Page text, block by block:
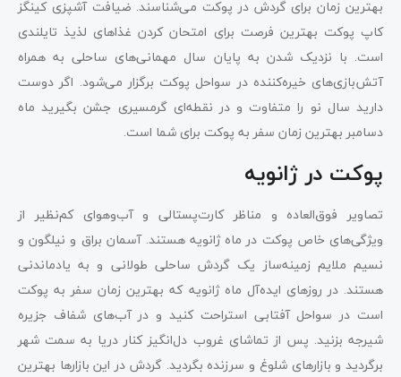
بهترین زمان برای گردش در پوکت می‌شناسند. ضیافت آشپزی کینگز
کاپ پوکت بهترین فرصت برای امتحان کردن غذاهای لذیذ تایلندی
است. با نزدیک شدن به پایان سال مهمانی‌های ساحلی به همراه
آتش‌بازی‌های خیره‌کننده در سواحل پوکت برگزار می‌شود. اگر دوست
دارید سال نو را متفاوت و در نقطه‌ای گرمسیری جشن بگیرید ماه
دسامبر بهترین زمان سفر به پوکت برای شما است.
پوکت در ژانویه
تصاویر فوق‌العاده و مناظر کارت‌پستالی و آب‌وهوای کم‌نظیر از
ویژگی‌های خاص پوکت در ماه ژانویه هستند. آسمان براق و نیلگون و
نسیم ملایم زمینه‌ساز یک گردش ساحلی طولانی و به یادماندنی
هستند. در روزهای ایده‌آل ماه ژانویه که بهترین زمان سفر به پوکت
است در سواحل آفتابی استراحت کنید و در آب‌های شفاف جزیره
شیرجه بزنید. پس از تماشای غروب دل‌انگیز کنار دریا به سمت شهر
برگردید و بازارهای شلوغ و سرزنده بگردید. گردش در این بازارها بهترین